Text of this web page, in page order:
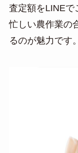
査定額をLINEで
忙しい農作業の
るのが魅力です。